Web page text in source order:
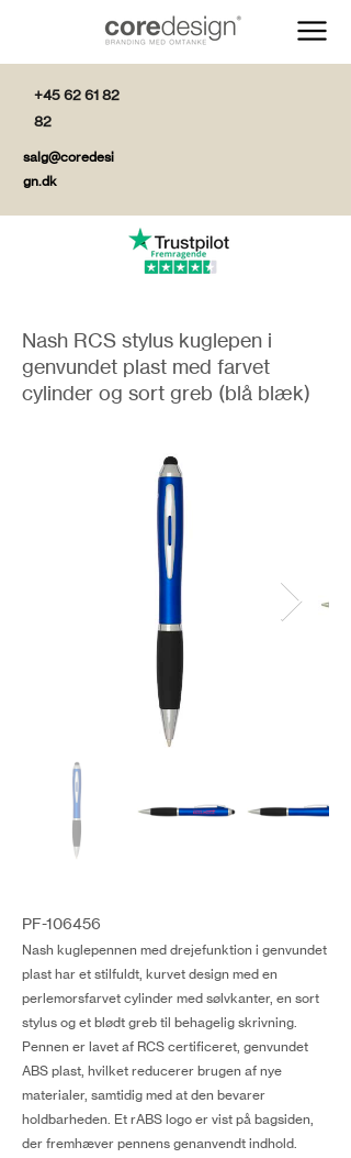
+45 62 61 82
82
salg@coredesi
gn.dk
Nash RCS stylus kuglepen i
genvundet plast med farvet
cylinder og sort greb (blå blæk)
PF-106456
Nash kuglepennen med drejefunktion i genvundet
plast har et stilfuldt, kurvet design med en
perlemorsfarvet cylinder med sølvkanter, en sort
stylus og et blødt greb til behagelig skrivning.
Pennen er lavet af RCS certificeret, genvundet
ABS plast, hvilket reducerer brugen af nye
materialer, samtidig med at den bevarer
holdbarheden. Et rABS logo er vist på bagsiden,
der fremhæver pennens genanvendt indhold.